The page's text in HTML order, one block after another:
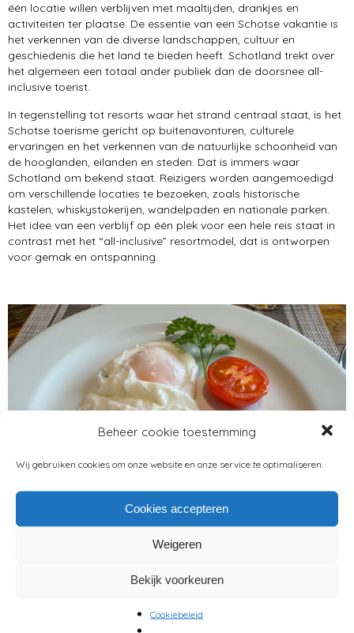
Beheer cookie toestemming
Wij gebruiken cookies om onze website en onze service te optimaliseren.
Cookies accepteren
Weigeren
Bekijk voorkeuren
Cookiebeleid
één locatie willen verblijven met maaltijden, drankjes en
activiteiten ter plaatse. De essentie van een Schotse vakantie is
het verkennen van de diverse landschappen, cultuur en
geschiedenis die het land te bieden heeft. Schotland trekt over
het algemeen een totaal ander publiek dan de doorsnee all-
inclusive toerist.
In tegenstelling tot resorts waar het strand centraal staat, is het
Schotse toerisme gericht op buitenavonturen, culturele
ervaringen en het verkennen van de natuurlijke schoonheid van
de hooglanden, eilanden en steden. Dat is immers waar
Schotland om bekend staat. Reizigers worden aangemoedigd
om verschillende locaties te bezoeken, zoals historische
kastelen, whiskystokerijen, wandelpaden en nationale parken.
Het idee van een verblijf op één plek voor een hele reis staat in
contrast met het “all-inclusive” resortmodel, dat is ontworpen
voor gemak en ontspanning.
onvoorspelbaarheid. Regen, wind en koele temperaturen kunnen
op elk moment van het jaar voorkomen, wat zich niet goed leent